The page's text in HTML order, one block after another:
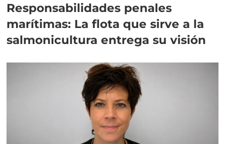
Responsabilidades penales
marítimas: La flota que sirve a la
salmonicultura entrega su visión